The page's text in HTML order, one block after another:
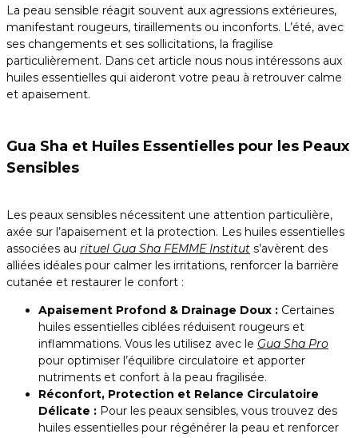
La peau sensible réagit souvent aux agressions extérieures,
manifestant rougeurs, tiraillements ou inconforts. L’été, avec
ses changements et ses sollicitations, la fragilise
particulièrement. Dans cet article nous nous intéressons aux
huiles essentielles qui aideront votre peau à retrouver calme
et apaisement.
Gua Sha et Huiles Essentielles pour les Peaux
Sensibles
Les peaux sensibles nécessitent une attention particulière,
axée sur l’apaisement et la protection. Les huiles essentielles
associées au rituel Gua Sha FEMME Institut s’avèrent des
alliées idéales pour calmer les irritations, renforcer la barrière
cutanée et restaurer le confort :
Apaisement Profond & Drainage Doux : Certaines
huiles essentielles ciblées réduisent rougeurs et
inflammations. Vous les utilisez avec le Gua Sha Pro
pour optimiser l’équilibre circulatoire et apporter
nutriments et confort à la peau fragilisée.
Réconfort, Protection et Relance Circulatoire
Délicate : Pour les peaux sensibles, vous trouvez des
huiles essentielles pour régénérer la peau et renforcer